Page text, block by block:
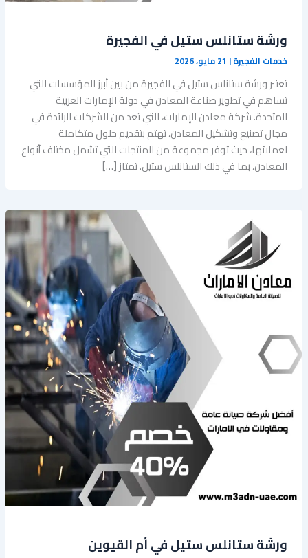
‏ورشة ستانلس ستيل في الفجيرة
خدمات الفجيرة| 21 مايو، 2026
تعتبر ورشة ستانلس ستيل في الفجيرة من بين أبرز المؤسسات التي
تساهم في تطوير صناعة المعادن في دولة الإمارات العربية
المتحدة. شركة معادن الإمارات، التي تعد من الشركات الرائدة في
مجال تصنيع وتشكيل المعادن، تهتم بتقديم حلول متكاملة
لعملائها، حيث توفر مجموعة من المنتجات التي تشمل مختلف أنواع
المعادن، بما في ذلك الستانلس ستيل. تمتاز […]
‏ورشة ستانلس ستيل في أم القيوين